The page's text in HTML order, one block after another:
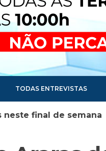
TODAS ENTREVISTAS
neste final de semana